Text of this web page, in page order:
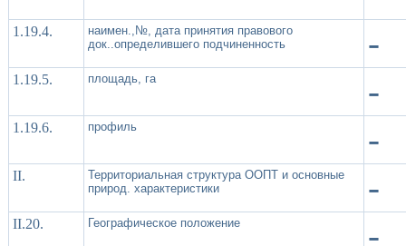
1.19.4.
наимен.,№, дата принятия правового
док..определившего подчиненность
-
1.19.5. площадь, га -
1.19.6. профиль -
II.
Территориальная структура ООПТ и основные
природ. характеристики
-
II.20. Географическое положение -